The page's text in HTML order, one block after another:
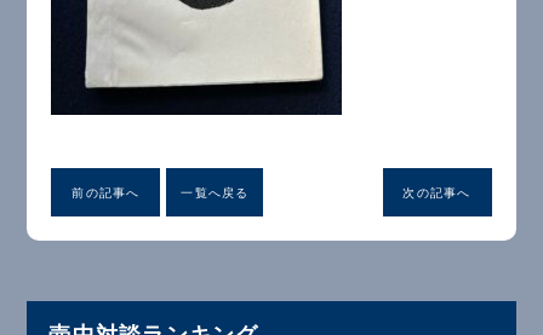
前の記事へ 一覧へ戻る 次の記事へ